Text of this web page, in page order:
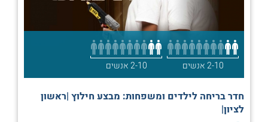
2-10 אנשים 2-10 אנשים
חדר בריחה לילדים ומשפחות: מבצע חילוץ |ראשון
לציון|